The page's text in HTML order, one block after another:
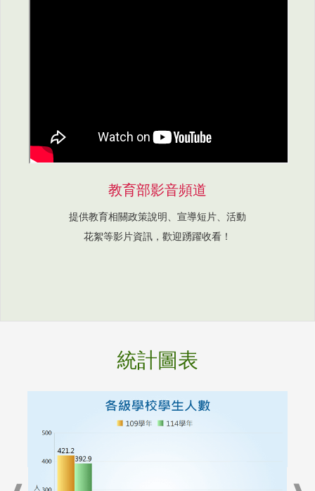
教育部影音頻道
提供教育相關政策說明、宣導短片、活動
花絮等影片資訊，歡迎踴躍收看！
統計圖表